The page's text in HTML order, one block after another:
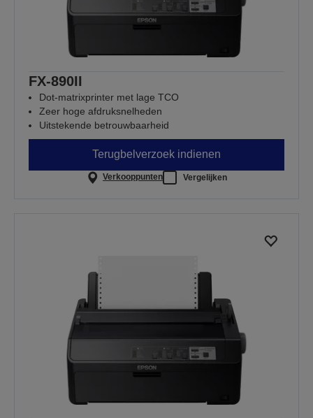
FX-890II
Dot-matrixprinter met lage TCO
Zeer hoge afdruksnelheden
Uitstekende betrouwbaarheid
Terugbelverzoek indienen
Verkooppunten Vergelijken